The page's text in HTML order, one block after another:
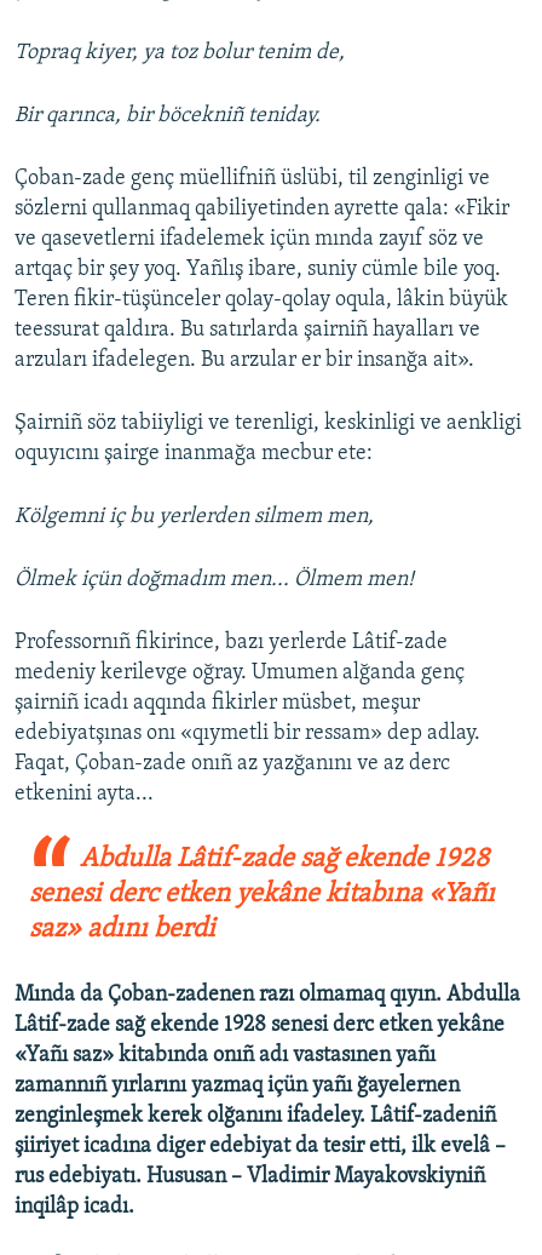
Topraq kiyer, ya toz bolur tenim de,
Bir qarınca, bir böcekniñ teniday.
Çoban-zade genç müellifniñ üslübi, til zenginligi ve
sözlerni qullanmaq qabiliyetinden ayrette qala: «Fikir
ve qasevetlerni ifadelemek içün mında zayıf söz ve
artqaç bir şey yoq. Yañlış ibare, suniy cümle bile yoq.
Teren fikir-tüşünceler qolay-qolay oqula, lâkin büyük
teessurat qaldıra. Bu satırlarda şairniñ hayalları ve
arzuları ifadelegen. Bu arzular er bir insanğa ait».
Şairniñ söz tabiiyligi ve terenligi, keskinligi ve aenkligi
oquyıcını şairge inanmağa mecbur ete:
Kölgemni iç bu yerlerden silmem men,
Ölmek içün doğmadım men... Ölmem men!
Professornıñ fikirince, bazı yerlerde Lâtif-zade
medeniy kerilevge oğray. Umumen alğanda genç
şairniñ icadı aqqında fikirler müsbet, meşur
edebiyatşınas onı «qıymetli bir ressam» dep adlay.
Faqat, Çoban-zade onıñ az yazğanını ve az derc
etkenini ayta...
Abdulla Lâtif-zade sağ ekende 1928
senesi derc etken yekâne kitabına «Yañı
saz» adını berdi
Mında da Çoban-zadenen razı olmamaq qıyın. Abdulla
Lâtif-zade sağ ekende 1928 senesi derc etken yekâne
«Yañı saz» kitabında onıñ adı vastasınen yañı
zamannıñ yırlarını yazmaq içün yañı ğayelernen
zenginleşmek kerek olğanını ifadeley. Lâtif-zadeniñ
şiiriyet icadına diger edebiyat da tesir etti, ilk evelâ –
rus edebiyatı. Hususan – Vladimir Mayakovskiyniñ
inqilâp icadı.